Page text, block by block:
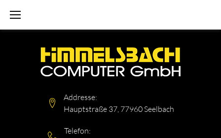
Addresse:
Hauptstraße 37, 77960 Seelbach
Telefon: